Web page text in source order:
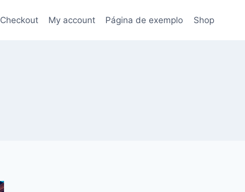
Checkout My account Página de exemplo Shop